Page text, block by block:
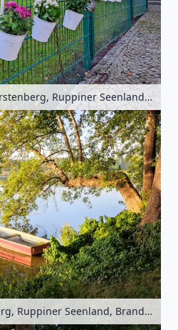
Gartengrundstück in Fürstenberg, Ruppiner Seenland, Brandenburg, Deutschland
Röblinsee bei Fürstenberg, Ruppiner Seenland, Brandenburg, Deutschland